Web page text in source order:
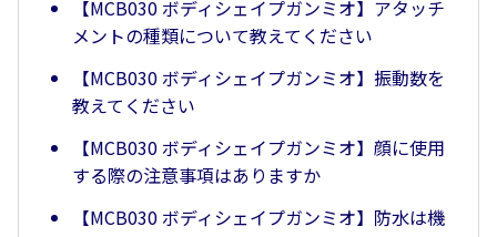
【MCB030 ボディシェイプガンミオ】アタッチ
メントの種類について教えてください
【MCB030 ボディシェイプガンミオ】振動数を
教えてください
【MCB030 ボディシェイプガンミオ】顔に使用
する際の注意事項はありますか
【MCB030 ボディシェイプガンミオ】防水は機